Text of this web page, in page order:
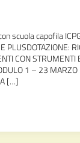
scuola capofila
PLUSDOTAZIONE:
CON STRUMENTI
1 – 23
[…]